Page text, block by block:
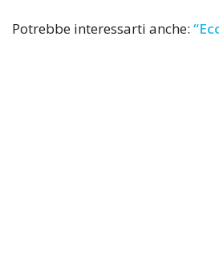
Potrebbe interessarti anche: